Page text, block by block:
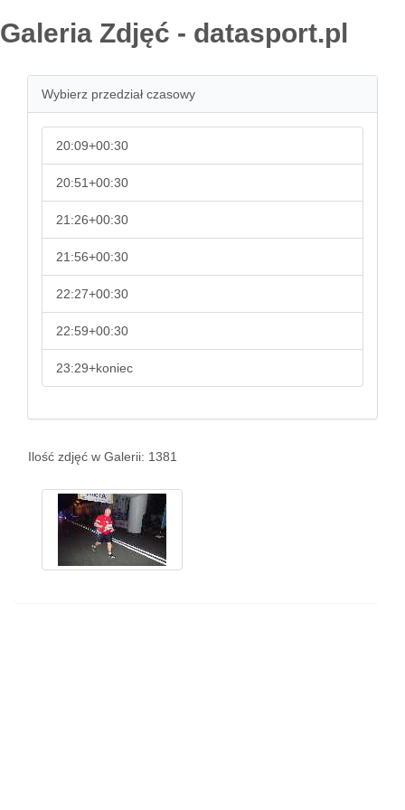
Galeria Zdjęć - datasport.pl
Wybierz przedział czasowy
20:09+00:30
20:51+00:30
21:26+00:30
21:56+00:30
22:27+00:30
22:59+00:30
23:29+koniec
Ilość zdjęć w Galerii: 1381